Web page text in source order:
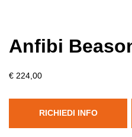
Anfibi
€ 224,00
RICHIEDI INFO